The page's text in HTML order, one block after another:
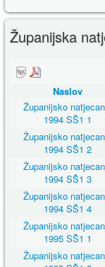
Županijska
Naslov
Županijsko
1994 SŠ1 1
Županijsko
1994 SŠ1 2
Županijsko
1994 SŠ1 3
Županijsko
1994 SŠ1 4
Županijsko
1995 SŠ1 1
Županijsko